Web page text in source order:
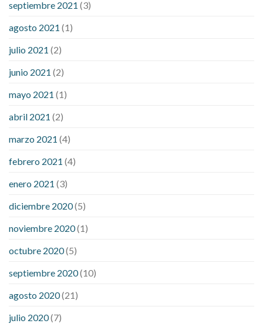
septiembre 2021 (3)
agosto 2021 (1)
julio 2021 (2)
junio 2021 (2)
mayo 2021 (1)
abril 2021 (2)
marzo 2021 (4)
febrero 2021 (4)
enero 2021 (3)
diciembre 2020(5)
noviembre 2020(1)
octubre 2020(5)
septiembre 2020(10)
agosto 2020(21)
julio 2020(7)